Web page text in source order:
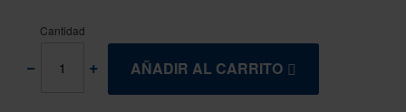
Cantidad
AÑADIR AL CARRITO